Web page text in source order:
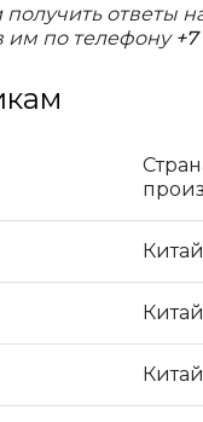
ответы
им по телефону
Китай
Китай
Китай